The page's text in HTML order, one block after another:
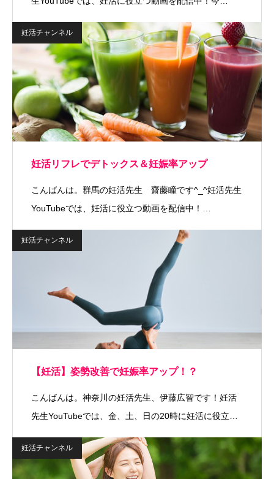
妊活チャンネル
妊活リフレでデトックス＆妊娠率アップ
こんばんは。群馬の妊活先生 齋藤瞳です^_^妊活先生
YouTubeでは、妊活に役立つ動画を配信中！…
妊活チャンネル
【妊活】姿勢改善で妊娠率アップ！？
こんばんは。神奈川の妊活先生、伊藤広智です！妊活
先生YouTubeでは、金、土、日の20時に妊活に役立…
妊活チャンネル